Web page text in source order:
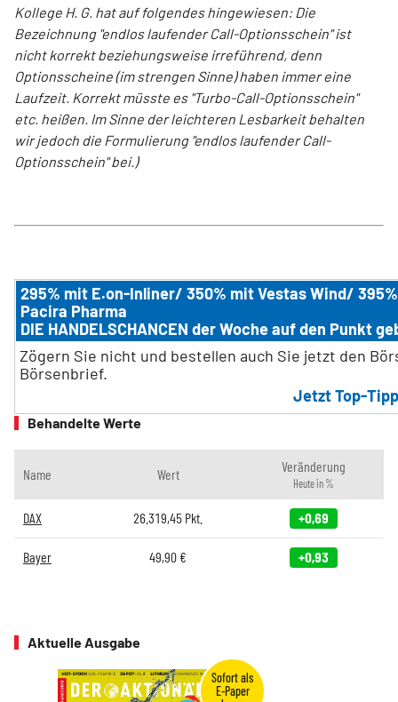
Kollege H. G. hat auf folgendes hingewiesen: Die
Bezeichnung "endlos laufender Call-Optionsschein" ist
nicht korrekt beziehungsweise irreführend, denn
Optionsscheine (im strengen Sinne) haben immer eine
Laufzeit. Korrekt müsste es "Turbo-Call-Optionsschein"
etc. heißen. Im Sinne der leichteren Lesbarkeit behalten
wir jedoch die Formulierung "endlos laufender Call-
Optionsschein" bei.)
295% mit E.on-Inliner/ 350% mit Vestas Wind/
Pacira Pharma
DIE HANDELSCHANCEN der Woche auf den Punkt
Zögern Sie nicht und bestellen auch Sie jetzt den
Börsenbrief.
Jetzt Top-
Behandelte Werte
Name Wert Veränderung
Heute in %
DAX 26.319,45 Pkt. +0,69
Bayer 49,90 € +0,93
Aktuelle Ausgabe